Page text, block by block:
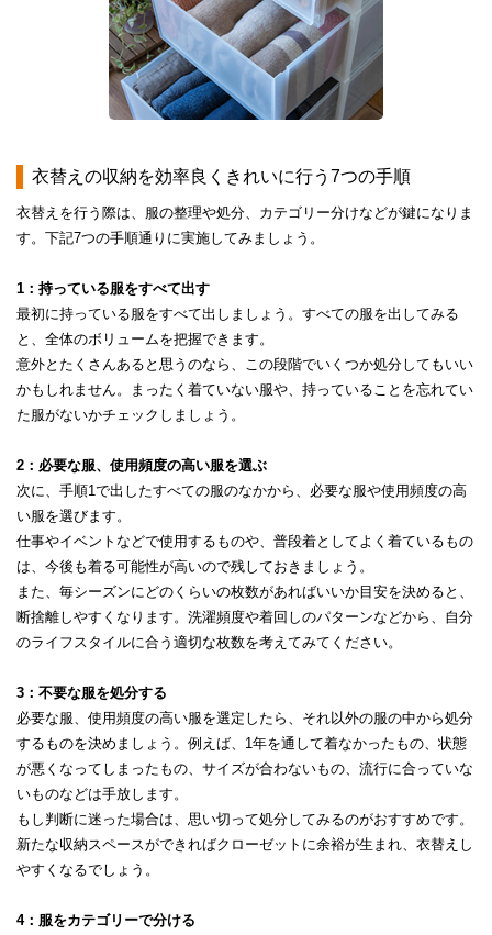
​​衣替えの収納を効率良くきれいに行う7つの手順​
衣替えを行う際は、服の整理や処分、カテゴリー分けなどが鍵になりま
す。下記7つの手順通りに実施してみましょう。
1：持っている服をすべて出す
​​最初に持っている服をすべて出しましょう。すべての服を出してみる
と、全体のボリュームを把握できます。
意外とたくさんあると思うのなら、この段階でいくつか処分してもいい
かもしれません。まったく着ていない服や、持っていることを忘れてい
た服がないかチェックしましょう。
2：必要な服、使用頻度の高い服を選ぶ
次に、手順1で出したすべての服のなかから、必要な服や使用頻度の高
い服を選びます。
仕事やイベントなどで使用するものや、普段着としてよく着ているもの
は、今後も着る可能性が高いので残しておきましょう。
また、毎シーズンにどのくらいの枚数があればいいか目安を決めると、
断捨離しやすくなります。洗濯頻度や着回しのパターンなどから、自分
のライフスタイルに合う適切な枚数を考えてみてください。
3：不要な服を処分する
必要な服、使用頻度の高い服を選定したら、それ以外の服の中から処分
するものを決めましょう。例えば、1年を通して着なかったもの、状態
が悪くなってしまったもの、サイズが合わないもの、流行に合っていな
いものなどは手放します。
もし判断に迷った場合は、思い切って処分してみるのがおすすめです。
新たな収納スペースができればクローゼットに余裕が生まれ、衣替えし
やすくなるでしょう。
4：服をカテゴリーで分ける